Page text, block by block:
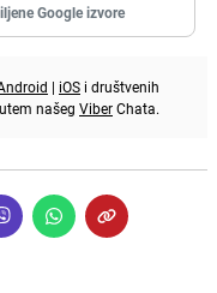
Google izvore
| iOS i društvenih
našeg ViberChata.